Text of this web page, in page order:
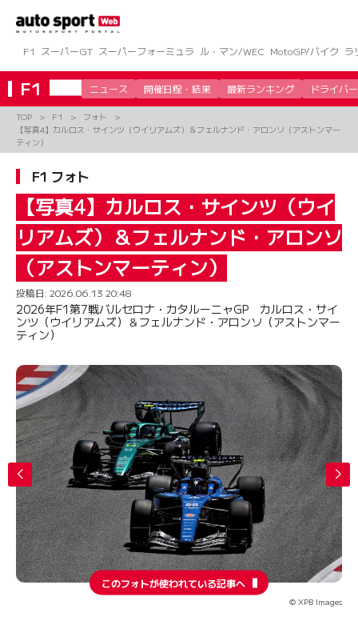
ツ
へ
ス
キ
F1 スーパーGT スーパーフォーミュラ ル・マン/WEC MotoGP/バイク ラ
F1 ニュース 開催日程・結果 最新ランキング ドライバー
TOP F1
フォト
【写真4】カルロス・サインツ（ウイリアムズ）＆フェルナンド・アロンソ（アストンマー
ティン）
F1 フォト
【写真4】カルロス・サインツ（ウイ
リアムズ）＆フェルナンド・アロンソ
（アストンマーティン）
投稿日: 2026.06.13 20:48
2026年F1第7戦バルセロナ・カタルーニャGP カルロス・サイ
ンツ（ウイリアムズ）＆フェルナンド・アロンソ（アストンマー
ティン）
このフォトが使われている記事へ
© XPB Images